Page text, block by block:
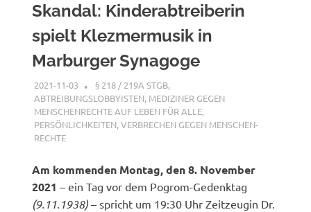
Skandal: Kinderabtreiberin
spielt Klezmermusik in
Marburger Synagoge
2021-11-03 XX
§ 218 / 219A STGB,
ABTREIBUNGSLOBBYISTEN, MEDIZINER GEGEN
MENSCHENRECHTE AUF LEBEN FÜR ALLE,
PERSÖNLICHKEITEN,VERBRECHEN GEGEN MENSCHEN-
RECHTE
Am kommenden Montag, den 8. November
2021 – ein Tag vor dem Pogrom-Gedenktag
(9.11.1938) – spricht um 19:30 Uhr Zeitzeugin Dr.